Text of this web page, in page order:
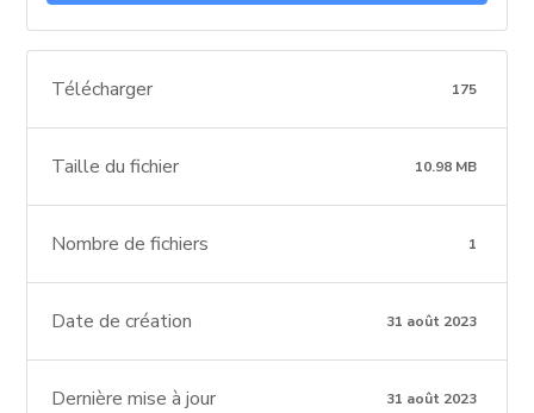
Télécharger 175
Taille du fichier 10.98 MB
Nombre de fichiers 1
Date de création 31 août 2023
Dernière mise à jour 31 août 2023